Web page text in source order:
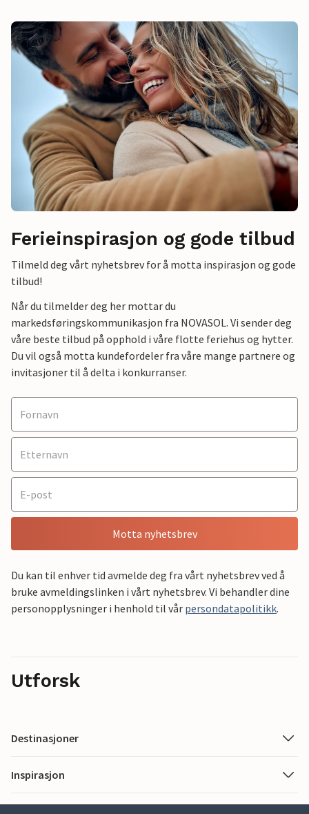
Ferieinspirasjon og gode tilbud
Tilmeld deg vårt nyhetsbrev for å motta inspirasjon og gode
tilbud!
Når du tilmelder deg her mottar du
markedsføringskommunikasjon fra NOVASOL. Vi sender deg
våre beste tilbud på opphold i våre flotte feriehus og hytter.
Du vil også motta kundefordeler fra våre mange partnere og
invitasjoner til å delta i konkurranser.
Motta nyhetsbrev
Du kan til enhver tid avmelde deg fra vårt nyhetsbrev ved å
bruke avmeldingslinken i vårt nyhetsbrev. Vi behandler dine
personopplysninger i henhold til vår persondatapolitikk.
Utforsk
Destinasjoner
Inspirasjon